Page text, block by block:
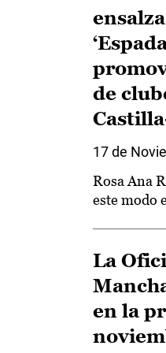
de
17 de
Rosa Ana
este modo
La
en la